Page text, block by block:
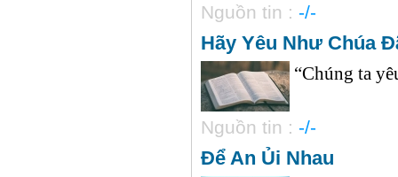
Nguồn tin : -/-
Hãy Yêu Như Chúa
“Chúng ta
Nguồn tin : -/-
Để An Ủi Nhau